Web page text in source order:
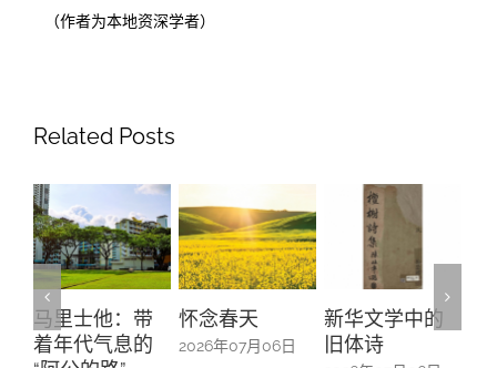
（作者为本地资深学者）
Related Posts
怀念春天
2026年07月06日
新华文学中的
旧体诗
螺钿留芳：碧
山亭贺仪镜框